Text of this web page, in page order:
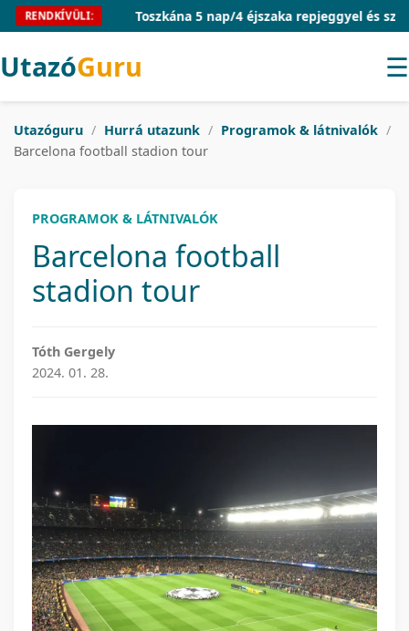
RENDKÍVÜLI: Toszkána 5 nap/4 éjszaka repjeggyel és
UtazóGuru ☰
Utazóguru / Hurrá utazunk / Programok & látnivalók /
Barcelona football stadion tour
PROGRAMOK & LÁTNIVALÓK
Barcelona football
stadion tour
Tóth Gergely
2024. 01. 28.